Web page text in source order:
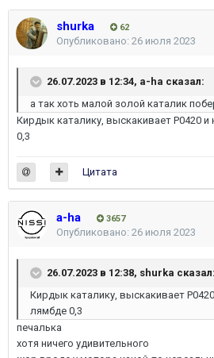
shurka 62
Опубликовано: 26 июля 2023
26.07.2023 в 12:34, a-ha сказал:
а так хоть малой золой каталик
Кирдык каталику, выскакивает Р0420
0,3
Цитата
a-ha 3657
Опубликовано: 26 июля 2023
26.07.2023 в 12:38, shurka сказал:
Кирдык каталику, выскакивает
лямбде 0,3
печалька
хотя ничего удивительного